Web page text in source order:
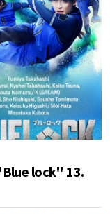
lock" 13.